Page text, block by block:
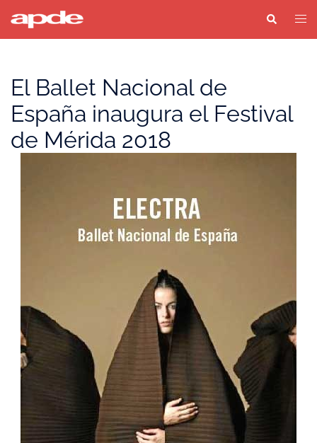
contenido
Buscar
El Ballet Nacional de
España inaugura el Festival
de Mérida 2018